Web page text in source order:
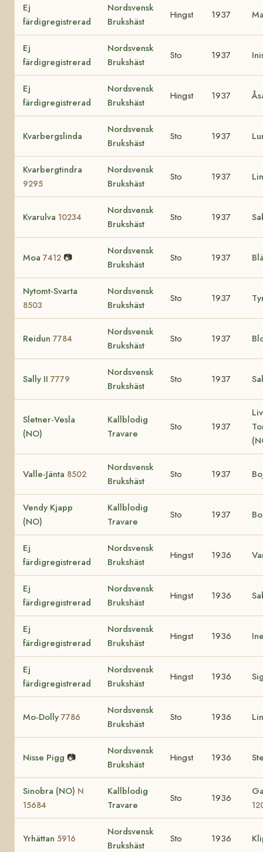
Ej
färdigregistrerad
Nordsvensk
Brukshäst
Hingst 1937
Ej
färdigregistrerad
Nordsvensk
Brukshäst
Sto 1937
Ej
färdigregistrerad
Nordsvensk
Brukshäst
Hingst 1937
Kvarbergslinda
Nordsvensk
Brukshäst
Sto 1937
Kvarbergtindra
9295
Nordsvensk
Brukshäst
Sto 1937
Kvarulva 10234
Nordsvensk
Brukshäst
Sto 1937
Moa 7412 📷
Nordsvensk
Brukshäst
Sto 1937
Nytomt-Svarta
8503
Nordsvensk
Brukshäst
Sto 1937
Reidun 7784
Nordsvensk
Brukshäst
Sto 1937
Sally II 7779
Nordsvensk
Brukshäst
Sto 1937
Sletner-Vesla
(NO)
Kallblodig
Travare
Sto 1937
Liv
Valle-Jänta 8502
Nordsvensk
Brukshäst
Sto 1937
Vendy Kjapp
(NO)
Kallblodig
Travare
Sto 1937
Ej
färdigregistrerad
Nordsvensk
Brukshäst
Hingst 1936
Ej
färdigregistrerad
Nordsvensk
Brukshäst
Hingst 1936
Ej
färdigregistrerad
Nordsvensk
Brukshäst
Hingst 1936
Ej
färdigregistrerad
Nordsvensk
Brukshäst
Hingst 1936
Mo-Dolly 7786
Nordsvensk
Brukshäst
Sto 1936
Nisse Pigg 📷
Nordsvensk
Brukshäst
Hingst 1936
Sinobra (NO) N
15684
Kallblodig
Travare
Sto 1936
Yrhättan 5916
Nordsvensk
Brukshäst
Sto 1936